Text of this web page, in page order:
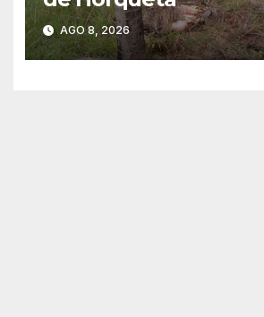
AGO 8, 2026